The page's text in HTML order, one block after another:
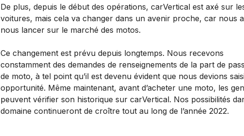
De plus, depuis le début des opérations, carVertical est axé sur
voitures, mais cela va changer dans un avenir proche, car nous
nous lancer sur le marché des motos.
Ce changement est prévu depuis longtemps. Nous recevons
constamment des demandes de renseignements de la part de
de moto, à tel point qu’il est devenu évident que nous devions
opportunité. Même maintenant, avant d’acheter une moto, les
peuvent vérifier son historique sur carVertical. Nos possibilités
domaine continueront de croître tout au long de l’année 2022.